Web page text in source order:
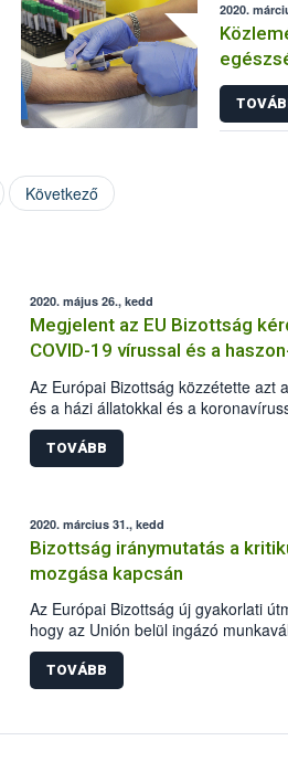
2020.
Következő
2020. május 26., kedd
Megjelent az EU Bizottság
COVID-19 vírussal és a
Az Európai Bizottság közzétette azt
és a házi állatokkal és a
kérdéseket és az azokra adandó
TOVÁBB
2020. március 31., kedd
Bizottság iránymutatás a
mozgása kapcsán
Az Európai Bizottság új gyakorlati
hogy az Unión belül ingázó
koronavírus okozta világjárvány
szerepet töltenek be,
TOVÁBB